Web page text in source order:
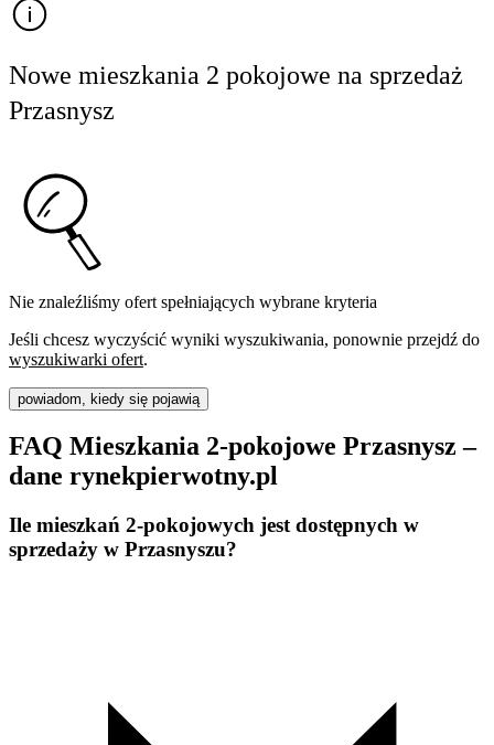
Nowe mieszkania 2 pokojowe na sprzedaż
Przasnysz
Nie znaleźliśmy ofert spełniających wybrane kryteria
Jeśli chcesz wyczyścić wyniki wyszukiwania, ponownie przejdź do
wyszukiwarki ofert.
powiadom, kiedy się pojawią
FAQ Mieszkania 2-pokojowe Przasnysz –
dane rynekpierwotny.pl
Ile mieszkań 2-pokojowych jest dostępnych w
sprzedaży w Przasnyszu?